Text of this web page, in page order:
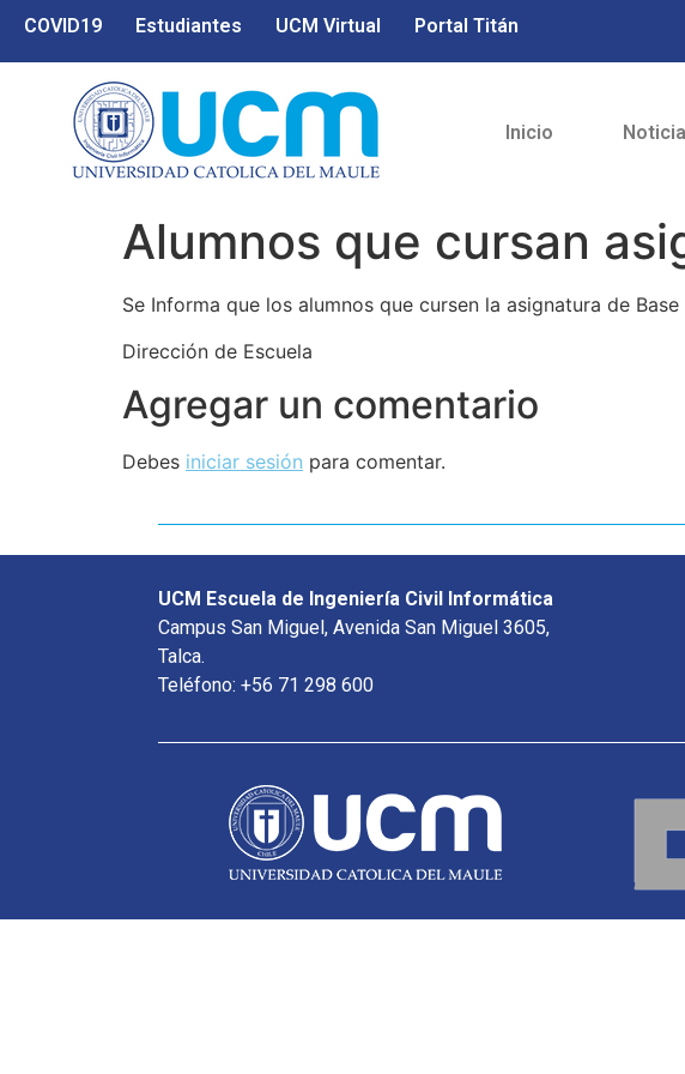
COVID19 Estudiantes UCM Virtual Portal Titán
Inicio
Alumnos que cursan
Se Informa que los alumnos que cursen la asignatura de
Dirección de Escuela
Agregar un comentario
Debes iniciar sesión para comentar.
UCM Escuela de Ingeniería Civil Informática
Campus San Miguel, Avenida San Miguel 3605,
Talca.
Teléfono: +56 71 298 600